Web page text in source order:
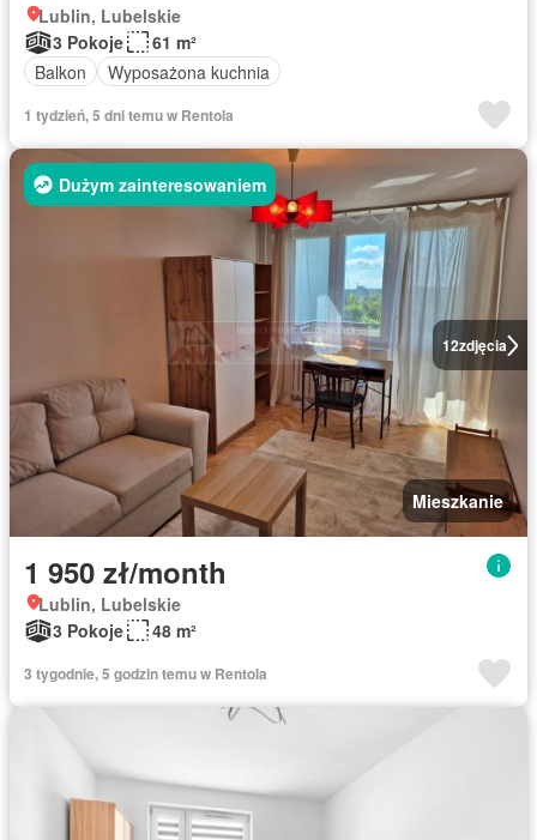
Lublin, Lubelskie
3 Pokoje
61 m²
Balkon
Wyposażona kuchnia
1 tydzień, 5 dni temu w Rentola
12zdjęcia
Dużym zainteresowaniem
Mieszkanie
1 950 zł/month
Lublin, Lubelskie
3 Pokoje
48 m²
3 tygodnie, 5 godzin temu w Rentola